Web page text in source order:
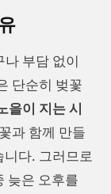
나 부담 없이
단순히 벚꽃
을이 지는 시
과 함께 만들
다. 그러므로
늦은 오후를